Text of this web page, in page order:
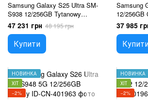
Samsung Galaxy S25 Ultra SM-
S938 12/256GB Tytanowy
Czarny
47 231 грн 48 195 грн
Купити
Samsung
12/256GB
37 985
НОВИНКА
ХІТ
−2%
НОВИНКА
ХІТ
−2%